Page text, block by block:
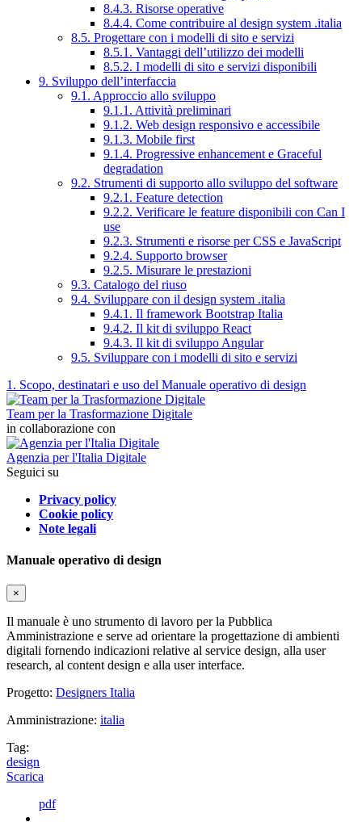
8.4.3. Risorse operative
8.4.4. Come contribuire al design system .italia
8.5. Progettare con i modelli di sito e servizi
8.5.1. Vantaggi dell’utilizzo dei modelli
8.5.2. I modelli di sito e servizi disponibili
9. Sviluppo dell’interfaccia
9.1. Approccio allo sviluppo
9.1.1. Attività preliminari
9.1.2. Web design responsivo e accessibile
9.1.3. Mobile first
9.1.4. Progressive enhancement e Graceful
degradation
9.2. Strumenti di supporto allo sviluppo del software
9.2.1. Feature detection
9.2.2. Verificare le feature disponibili con Can I
use
9.2.3. Strumenti e risorse per CSS e JavaScript
9.2.4. Supporto browser
9.2.5. Misurare le prestazioni
9.3. Catalogo del riuso
9.4. Sviluppare con il design system .italia
9.4.1. Il framework Bootstrap Italia
9.4.2. Il kit di sviluppo React
9.4.3. Il kit di sviluppo Angular
9.5. Sviluppare con i modelli di sito e servizi
1. Scopo, destinatari e uso del Manuale operativo di design
Team per la Trasformazione Digitale
in collaborazione con
Agenzia per l'Italia Digitale
Seguici su
Privacy policy
Cookie policy
Note legali
Manuale operativo di design
×
Il manuale è uno strumento di lavoro per la Pubblica
Amministrazione e serve ad orientare la progettazione di ambienti
digitali fornendo indicazioni relative al service design, alla user
research, al content design e alla user interface.
Progetto: Designers Italia
Amministrazione: italia
Tag:
design
Scarica
pdf